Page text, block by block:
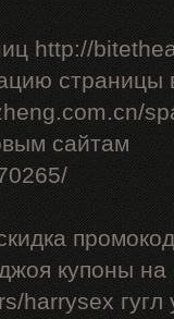
http://
страницы
сайтам
купоны на
harrysex гугл